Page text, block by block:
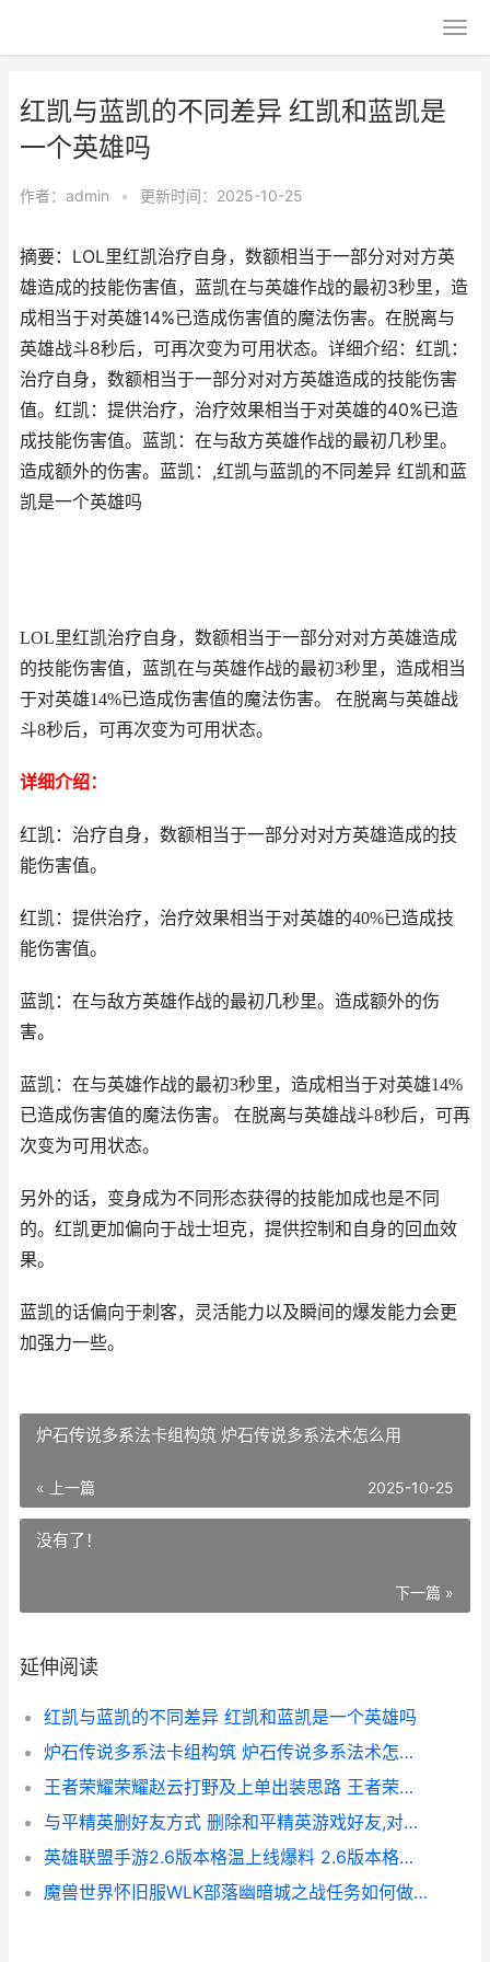
红凯与蓝凯的不同差异 红凯和蓝凯是
一个英雄吗
作者： admin • 更新时间：2025-10-25
摘要：LOL里红凯治疗自身，数额相当于一部分对对方英
雄造成的技能伤害值，蓝凯在与英雄作战的最初3秒里，造
成相当于对英雄14%已造成伤害值的魔法伤害。在脱离与
英雄战斗8秒后，可再次变为可用状态。详细介绍：红凯：
治疗自身，数额相当于一部分对对方英雄造成的技能伤害
值。红凯：提供治疗，治疗效果相当于对英雄的40%已造
成技能伤害值。蓝凯：在与敌方英雄作战的最初几秒里。
造成额外的伤害。蓝凯：,红凯与蓝凯的不同差异 红凯和蓝
凯是一个英雄吗
LOL里红凯治疗自身，数额相当于一部分对对方英雄造成
的技能伤害值，蓝凯在与英雄作战的最初3秒里，造成相当
于对英雄14%已造成伤害值的魔法伤害。 在脱离与英雄战
斗8秒后，可再次变为可用状态。
详细介绍：
红凯：治疗自身，数额相当于一部分对对方英雄造成的技
能伤害值。
红凯：提供治疗，治疗效果相当于对英雄的40%已造成技
能伤害值。
蓝凯：在与敌方英雄作战的最初几秒里。造成额外的伤
害。
蓝凯：在与英雄作战的最初3秒里，造成相当于对英雄14%
已造成伤害值的魔法伤害。 在脱离与英雄战斗8秒后，可再
次变为可用状态。
另外的话，变身成为不同形态获得的技能加成也是不同
的。红凯更加偏向于战士坦克，提供控制和自身的回血效
果。
蓝凯的话偏向于刺客，灵活能力以及瞬间的爆发能力会更
加强力一些。
炉石传说多系法卡组构筑 炉石传说多系法术怎么用
« 上一篇 2025-10-25
没有了！
下一篇 »
延伸阅读
红凯与蓝凯的不同差异 红凯和蓝凯是一个英雄吗
炉石传说多系法卡组构筑 炉石传说多系法术怎么用
王者荣耀荣耀赵云打野及上单出装思路 王者荣耀 赵娟
与平精英删好友方式 删除和平精英游戏好友,对方还能看到我吗
英雄联盟手游2.6版本格温上线爆料 2.6版本格温会出吗
魔兽世界怀旧服WLK部落幽暗城之战任务如何做 魔兽世界怀旧服巫妖王之怒